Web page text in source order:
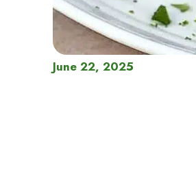
June 22, 2025